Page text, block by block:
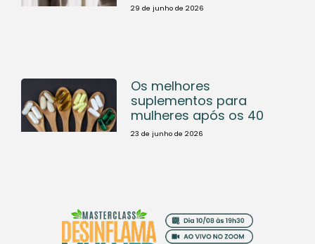
29 de junho de 2026
Os melhores
suplementos para
mulheres após os 40
23 de junho de 2026